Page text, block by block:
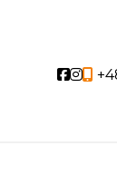
Social